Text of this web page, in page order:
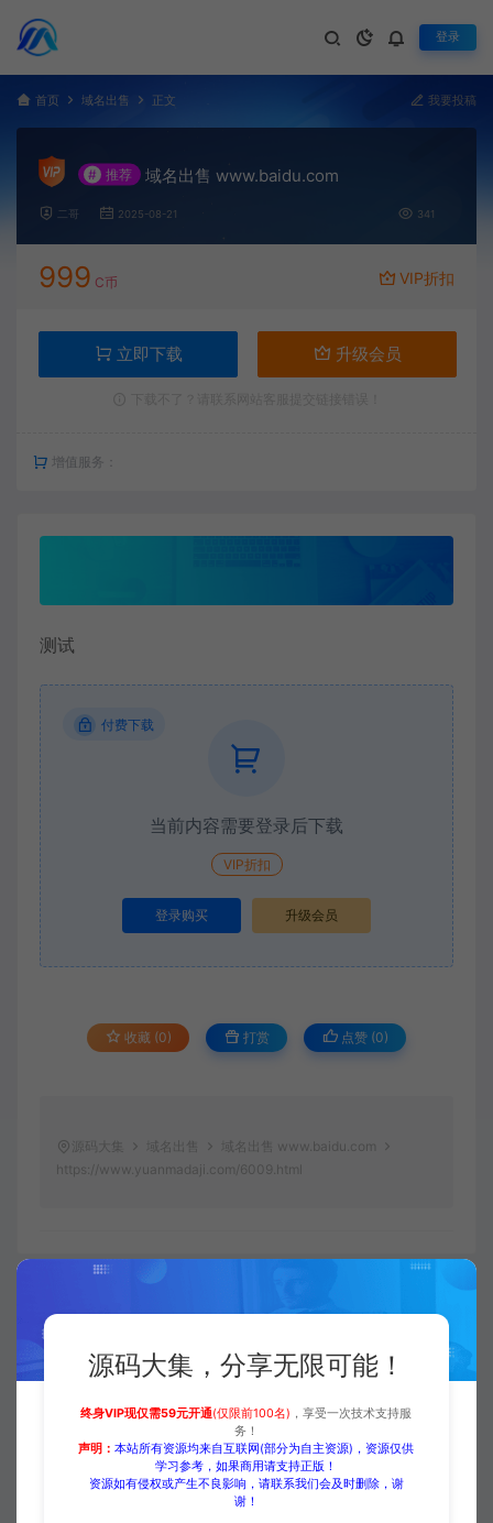
登录
首页 域名出售 正文 我要投稿
# 推荐 域名出售 www.baidu.com
二哥 2025-08-21 341
999 C币 VIP折扣
立即下载 升级会员
增值服务：
测试
付费下载
当前内容需要登录后下载
VIP折扣
登录购买 升级会员
收藏 (0) 打赏 点赞 (0)
源码大集 域名出售
域名出售 www.baidu.com
https://www.yuanmadaji.com/6009.html
上一篇：
已经没有上一篇了!
下一篇：
已经没有下一篇了!
源码大集，分享无限可能！
终身VIP现仅需59元开通(仅限前100名) ，享受一次技术支持服
务！
声明：本站所有资源均来自互联网(部分为自主资源)，资源仅供
学习参考，如果商用请支持正版！
资源如有侵权或产生不良影响，请联系我们会及时删除，谢
谢！